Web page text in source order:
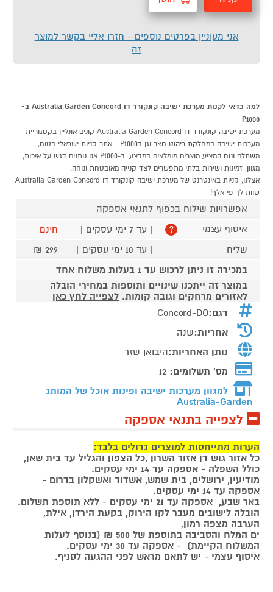
אני מעוניין בפרטים נוספים - חזרו אליי בקשר למוצר
זה
למה כדאי לקנות מערכת ישיבה קונקורד דו Australia Garden Concord ב-
P1000
מערכת ישיבה קונקורד דו Australia Garden Concord קונים אונליין בקטגוריית
מערכות ישיבה במחלקת ריהוט חצר וגן בP1000 - אתר קניות ישראלי בטוח,
משתלם ונוח המציע מוצרים מומלצים במבצע. ב-P1000 אנו נותנים דגש על איכות,
מגוון, זמינות ושירות בלתי מתפשרים לצד קנייה מאובטחת ונוחה.
אצלנו, קניות באינטרנט של מערכת ישיבה קונקורד דו Australia Garden Concord
שוות לך פי אלף!
אפשרויות שילוח בכפוף לתנאי אספקה
איסוף עצמי
? | עד 7 ימי עסקים |
חינם
שליח
| עד 10 ימי עסקים |
299 ₪
במכירה זו ניתן לרכוש עד 1 בעלות משלוח אחד
במוצר זה ייתכנו שינויים ותוספות במחירי הובלה
לאזורים מרחקים וגובה קומות. לצפייה לחץ כאן
דגם:Concord-DO
אחריות:שנה
נותן האחריות:היבואן שזר
מס' תשלומים: 12
למגוון מערכות ישיבה ופינות אוכל של המותג
Australia-Garden
לצפייה בתנאי אספקה
הערות מתייחסות למוצרים גדולים בלבד:
כל אזור גוש דן אזור השרון ,כל הצפון והגליל עד בית שאן,
כולל השפלה - אספקה עד 14 ימי עסקים.
מודיעין, ירושלים, בית שמש, אשדוד ואשקלון בדרום -
אספקה עד 14 ימי עסקים.
באר שבע, אספקה עד 21 ימי עסקים - ללא תוספת תשלום.
הובלה לישובים מעבר לקו הירוק, בקעת הירדן, אילת,
הערבה מצפה רמון,
ים המלח והסביבה בתוספת של 500 ₪ (בנוסף לעלות
המשלוח הקיימת) - אספקה עד 30 ימי עסקים.
איסוף עצמי - יש לתאם מראש לפני ההגעה לסניף.